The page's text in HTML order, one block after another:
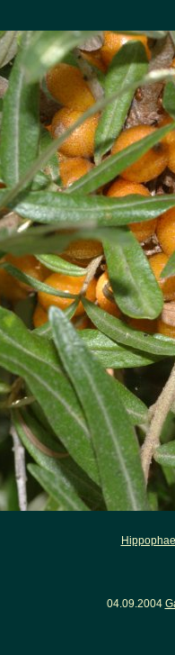
04.09.2004